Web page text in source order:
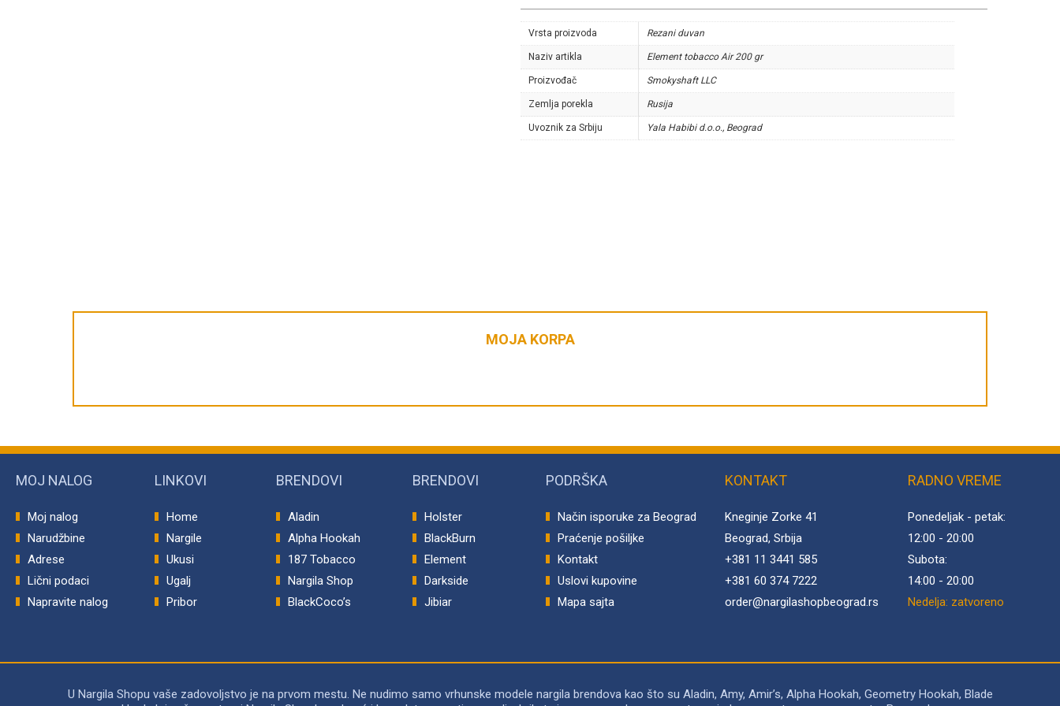
Vrsta proizvoda Rezani duvan
Naziv artikla Element tobacco Air 200 gr
Proizvođač Smokyshaft LLC
Zemlja porekla Rusija
Uvoznik za Srbiju Yala Habibi d.o.o., Beograd
MOJA KORPA
MOJ NALOG
Moj nalog
Narudžbine
Adrese
Lični podaci
Napravite nalog
LINKOVI
Home
Nargile
Ukusi
Ugalj
Pribor
BRENDOVI
Aladin
Alpha Hookah
187 Tobacco
Nargila Shop
BlackCoco’s
BRENDOVI
Holster
BlackBurn
Element
Darkside
Jibiar
PODRŠKA
Način isporuke za Beograd
Praćenje pošiljke
Kontakt
Uslovi kupovine
Mapa sajta
KONTAKT
Kneginje Zorke 41
Beograd, Srbija
+381 11 3441 585
+381 60 374 7222
order@nargilashopbeograd.rs
RADNO VREME
Ponedeljak - petak:
12:00 - 20:00
Subota:
14:00 - 20:00
Nedelja: zatvoreno
U Nargila Shopu vaše zadovoljstvo je na prvom mestu. Ne nudimo samo vrhunske modele nargila brendova kao što su Aladin, Amy, Amir’s, Alpha Hookah, Geometry Hookah, Blade